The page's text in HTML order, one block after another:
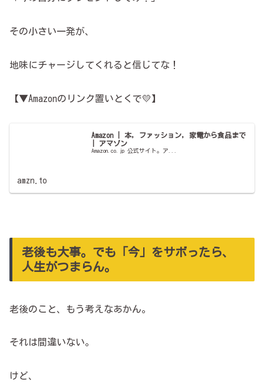
その小さい一発が、
地味にチャージしてくれると信じてな！
【▼Amazonのリンク置いとくで💛】
Amazon | 本, ファッション, 家電から食品まで
| アマゾン
Amazon.co.jp 公式サイト。ア...
amzn.to
老後も大事。でも「今」をサボったら、
人生がつまらん。
老後のこと、もう考えなあかん。
それは間違いない。
けど、